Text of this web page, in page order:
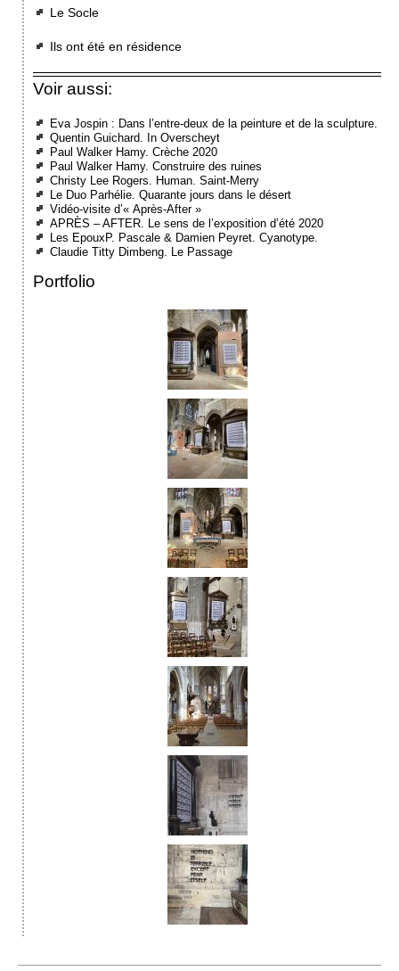
Le Socle
Ils ont été en résidence
Voir aussi:
Eva Jospin : Dans l’entre-deux de la peinture et de la sculpture.
Quentin Guichard. In Overscheyt
Paul Walker Hamy. Crèche 2020
Paul Walker Hamy. Construire des ruines
Christy Lee Rogers. Human. Saint-Merry
Le Duo Parhélie. Quarante jours dans le désert
Vidéo-visite d’« Après-After »
APRÈS – AFTER. Le sens de l’exposition d’été 2020
Les EpouxP. Pascale & Damien Peyret. Cyanotype.
Claudie Titty Dimbeng. Le Passage
Portfolio